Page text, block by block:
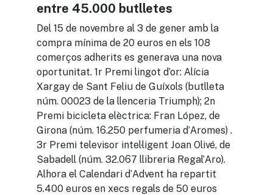
entre 45.000 butlletes
Del 15 de novembre al 3 de gener amb la
compra mínima de 20 euros en els 108
comerços adherits es generava una nova
oportunitat. 1r Premi lingot d’or: Alícia
Xargay de Sant Feliu de Guíxols (butlleta
núm. 00023 de la llenceria Triumph); 2n
Premi bicicleta elèctrica: Fran López, de
Girona (núm. 16.250 perfumeria d’Aromes) .
3r Premi televisor intel·ligent Joan Olivé, de
Sabadell (núm. 32.067 llibreria Regal’Aro).
Alhora el Calendari d’Advent ha repartit
5.400 euros en xecs regals de 50 euros